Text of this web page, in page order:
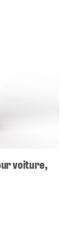
voiture,